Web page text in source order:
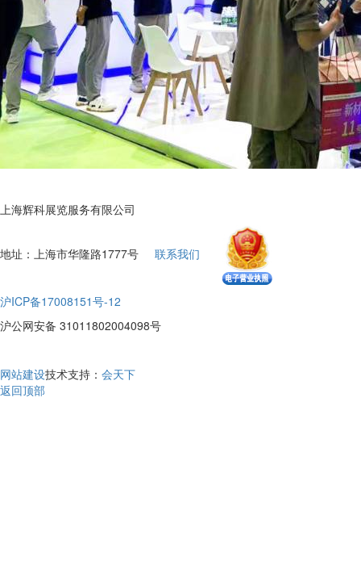
上海辉科展览服务有限公司
地址：上海市华隆路1777号 联系我们
沪ICP备17008151号-12
沪公网安备 31011802004098号
网站建设技术支持： 会天下
返回顶部